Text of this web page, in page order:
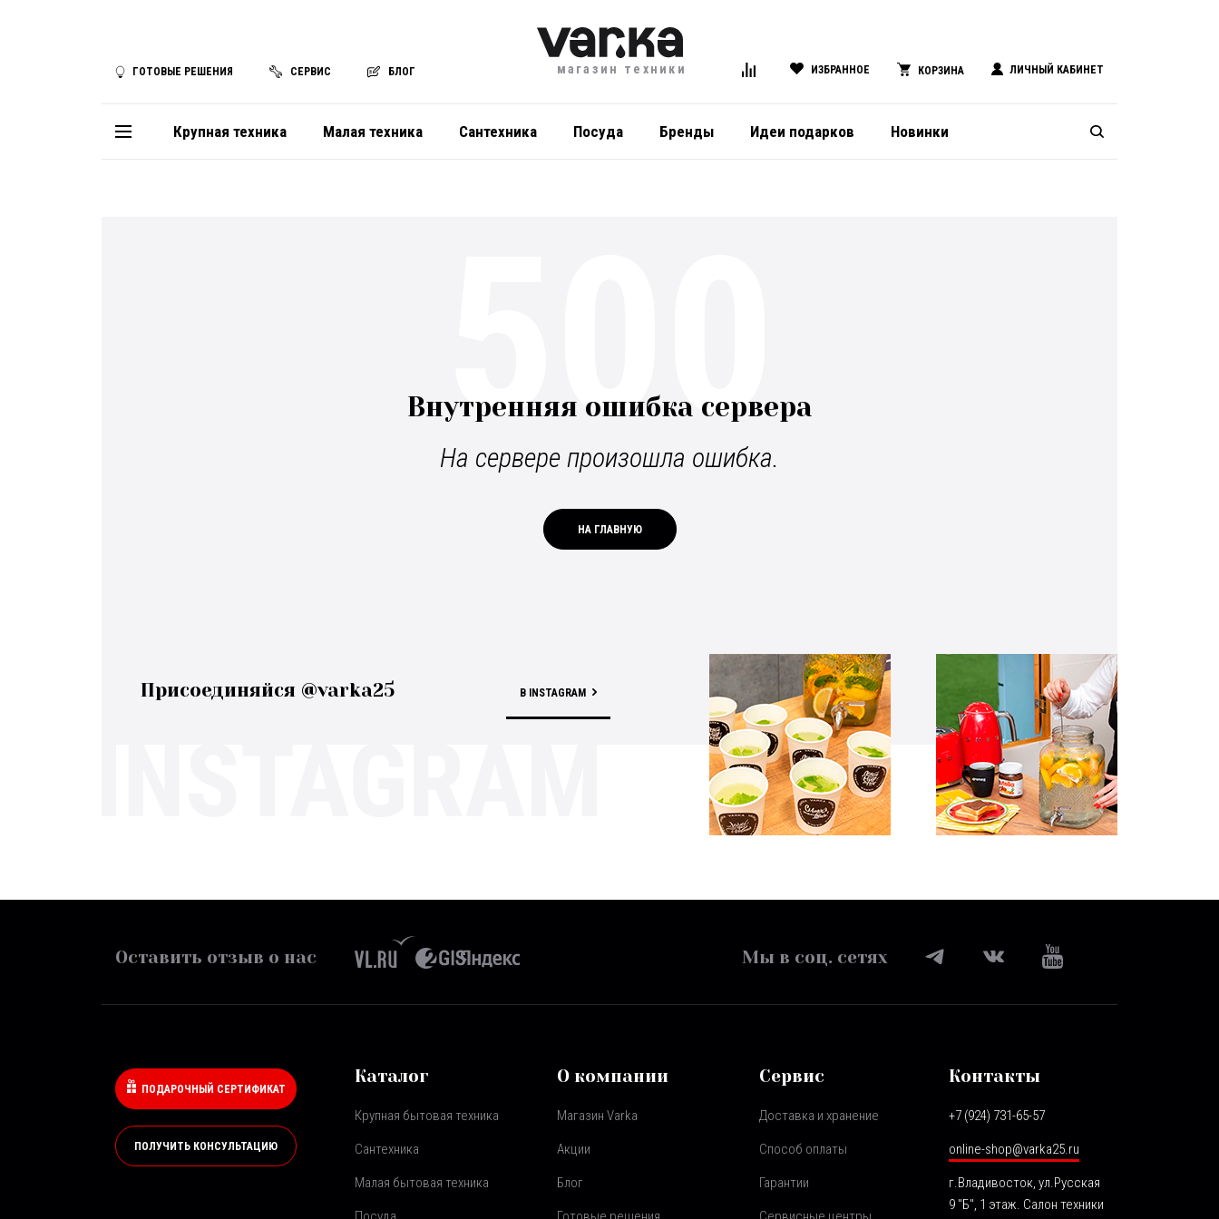
ГОТОВЫЕ РЕШЕНИЯ СЕРВИС БЛОГ магазин техники ИЗБРАННОЕ КОРЗИНА ЛИЧНЫЙ КАБИНЕТ
Крупная техника Малая техника Сантехника Посуда Бренды Идеи подарков Новинки
Внутренняя ошибка сервера
На сервере произошла ошибка.
НА ГЛАВНУЮ
500
Присоединяйся @varka25 В INSTAGRAM
Оставить отзыв о нас Мы в соц. сетях
ПОДАРОЧНЫЙ СЕРТИФИКАТ
ПОЛУЧИТЬ КОНСУЛЬТАЦИЮ
Каталог
Крупная бытовая техника
Сантехника
Малая бытовая техника
О компании
Магазин Varka
Акции
Блог
Сервис
Доставка и хранение
Способ оплаты
Гарантии
Контакты
+7 (924) 731-65-57
online-shop@varka25.ru
г.Владивосток, ул.Русская
9 "Б", 1 этаж. Салон техники